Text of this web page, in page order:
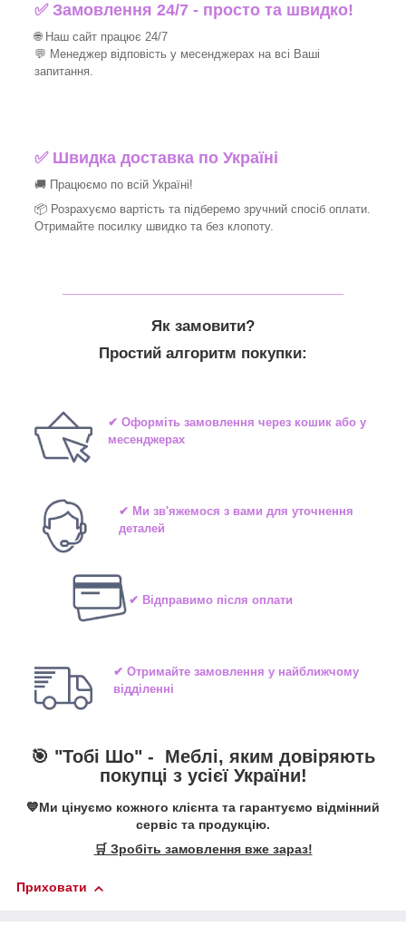
✅ Замовлення 24/7 - просто та швидко!
🌐 Наш сайт працює 24/7
💬 Менеджер відповість у месенджерах на всі Ваші
запитання.
✅ Швидка доставка по Україні
🚚 Працюємо по всій Україні!
📦 Розрахуємо вартість та підберемо зручний спосіб оплати.
Отримайте посилку швидко та без клопоту.
Як замовити?
Простий алгоритм покупки:
✔ Оформіть замовлення через кошик або у
месенджерах
✔ Ми зв'яжемося з вами для уточнення
деталей
✔ Відправимо після оплати
✔ Отримайте замовлення у найближчому
відділенні
🎯 "Тобі Шо" - Меблі, яким довіряють
покупці з усієї України!
💙Ми цінуємо кожного клієнта та гарантуємо відмінний
сервіс та продукцію.
🛒 Зробіть замовлення вже зараз!
Приховати